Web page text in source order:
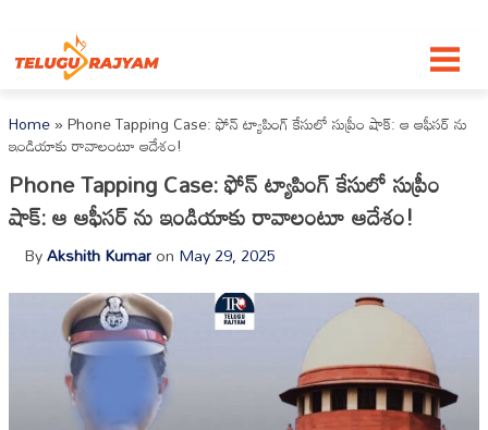
Home»Phone Tapping Case: ఫోన్ ట్యాపింగ్ కేసులో సుప్రీం షాక్: ఆ ఆఫీసర్ ను
ఇండియాకు రావాలంటూ ఆదేశం!
Phone Tapping Case: ఫోన్ ట్యాపింగ్ కేసులో సుప్రీం
షాక్: ఆ ఆఫీసర్ ను ఇండియాకు రావాలంటూ ఆదేశం!
ByAkshith Kumaron May 29, 2025